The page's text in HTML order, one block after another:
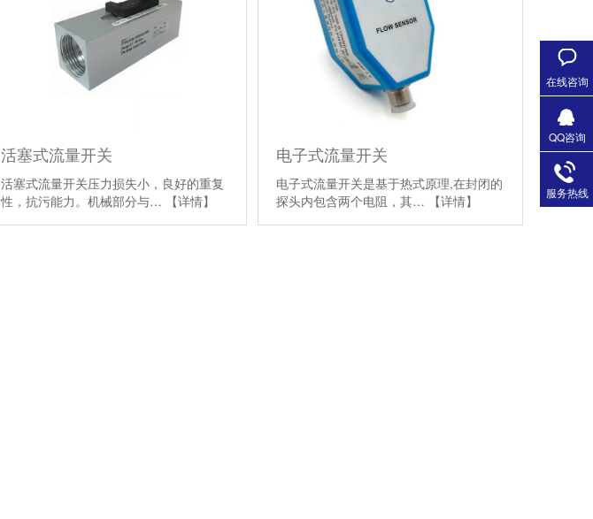
活塞式流量开关
活塞式流量开关压力损失小，良好的重复
性，抗污能力。机械部分与…
【详情】
电子式流量开关
电子式流量开关是基于热式原理,在封闭的
探头内包含两个电阻，其…
【详情】
在线咨询
QQ咨询
服务热线